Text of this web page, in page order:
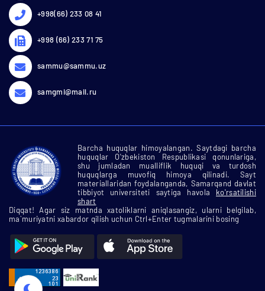
+998(66) 233 08 41
+998 (66) 233 71 75
sammu@sammu.uz
samgmi@mail.ru
Barcha huquqlar himoyalangan. Saytdagi barcha
huquqlar O'zbekiston Respublikasi qonunlariga,
shu jumladan mualliflik huquqi va turdosh
huquqlarga muvofiq himoya qilinadi. Sayt
materiallaridan foydalanganda, Samarqand davlat
tibbiyot universiteti saytiga havola ko'rsatilishi
shart
Diqqat! Agar siz matnda xatoliklarni aniqlasangiz, ularni belgilab,
ma`muriyatni xabardor qilish uchun Ctrl+Enter tugmalarini bosing